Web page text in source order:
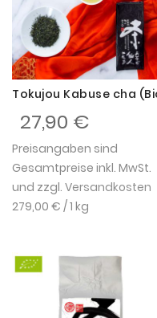
Tokujou Kabuse cha
27,90 €
Preisangaben sind
Gesamtpreise inkl. MwSt.
und zzgl. Versandkosten
279,00 € / 1 kg